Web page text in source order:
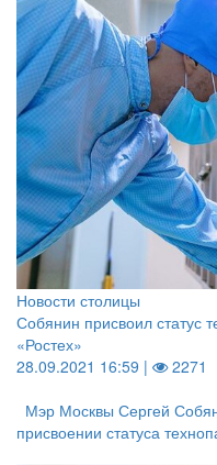
Новости столицы
Собянин присвоил статус
«Ростех»
28.09.2021 16:59 |
2271
Мэр Москвы Сергей
присвоении статуса